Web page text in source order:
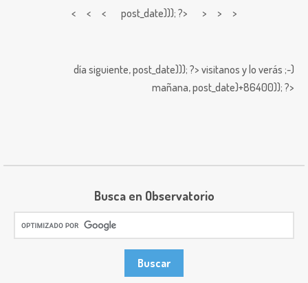
< < < post_date))); ?> > > >
día siguiente,post_date))); ?> visitanos y lo verás ;-)
mañana,post_date)+86400)); ?>
Busca en Observatorio